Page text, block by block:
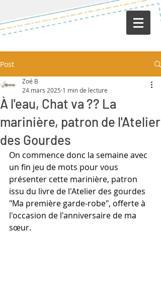
Post
À l'eau, Chat va ?? La
marinière, patron de l'Atelier
des Gourdes
Zoé B
24 mars 2025 1 min de lecture
On commence donc la semaine avec
un fin jeu de mots pour vous
présenter cette marinière, patron
issu du livre de l'Atelier des gourdes
"Ma première garde-robe", offerte à
l'occasion de l'anniversaire de ma
sœur.